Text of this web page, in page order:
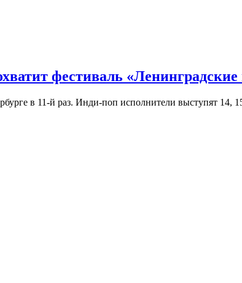
фестиваль
в 11-й раз. Инди-поп исполнители выступят 14,